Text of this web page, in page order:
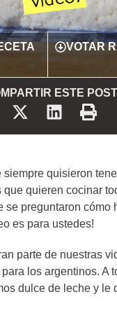
VOTAR
ESTE POST
siempre quisieron
que quieren cocinar
se preguntaron cómo
es para ustedes!
parte de nuestras
los argentinos. A
dulce de leche y le